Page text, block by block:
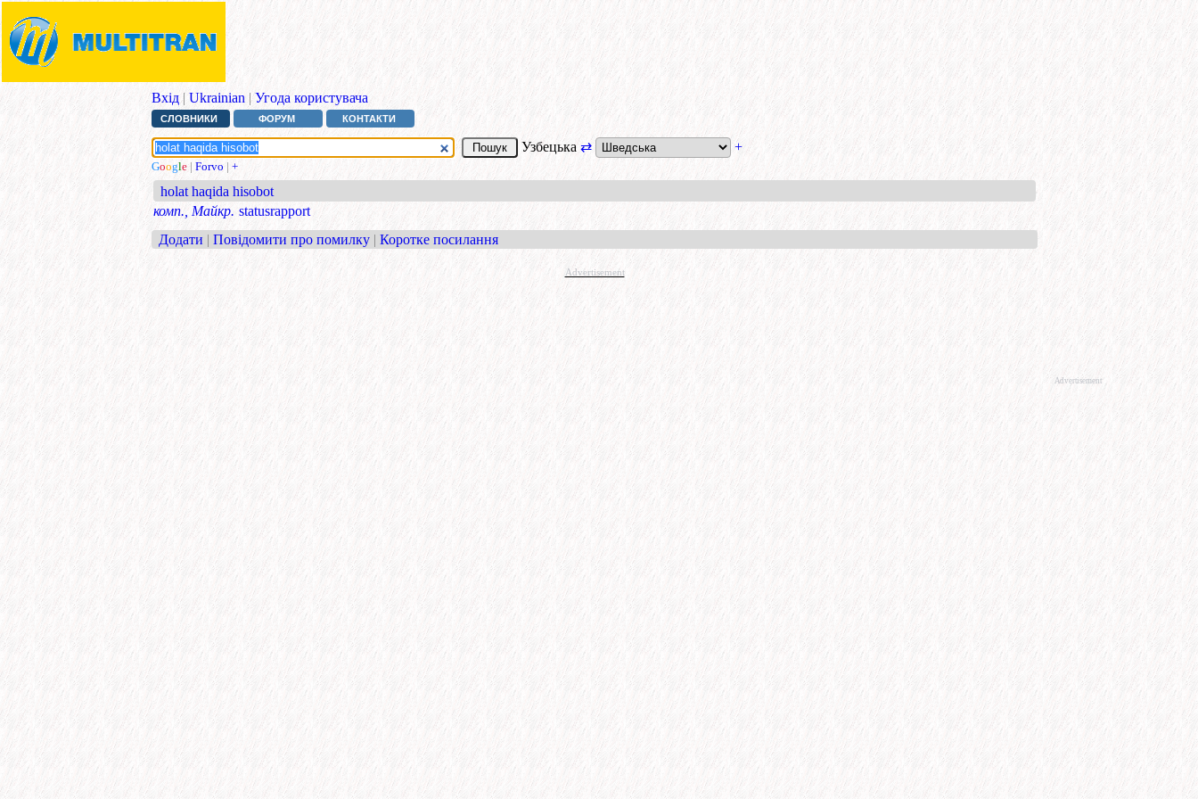
Вхід | Ukrainian | Угода користувача
СЛОВНИКИ ФОРУМ КОНТАКТИ
Узбецька ⇄ +
Google | Forvo | +
holat haqida hisobot
комп., Майкр. statusrapport
Додати | Повідомити про помилку | Коротке посилання
Advertisement
Advertisement